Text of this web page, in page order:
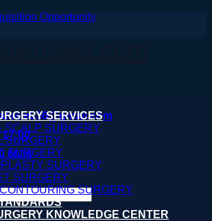
Opportunity
17:00
6036
SERVICES
SCALP SURGERY
SURGERY
SURGERY
SURGERY
SURGERY
SURGERY
KNOWLEDGE CENTER